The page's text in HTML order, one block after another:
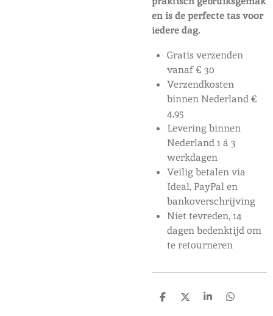
en is de perfecte tas voor
iedere dag.
Gratis verzenden
vanaf € 30
Verzendkosten
binnen Nederland €
4,95
Levering binnen
Nederland 1 á 3
werkdagen
Veilig betalen via
Ideal, PayPal en
bankoverschrijving
Niet tevreden, 14
dagen bedenktijd om
te retourneren
D
D
S
D